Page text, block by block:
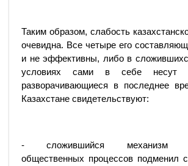
Таким образом, слабость
очевидна. Все четыре его
и не эффективны, либо в
условиях сами в себе несут
разворачивающиеся в последнее
Казахстане свидетельствуют:
- сложившийся механизм
общественных процессов подменил